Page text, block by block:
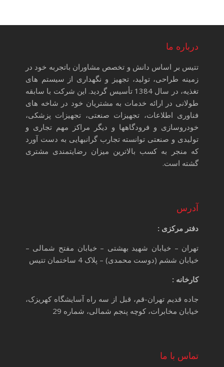
درباره ما
تتیس بر اساس دانش و تخصص مشاوران باتجربه خود در
زمینه طراحی، تولید، تجهیز و نگهداری از سیستم های
تغذیه، در سال 1384 تأسیس گردید. این شرکت با سابقه
طولانی در ارائه خدمات به مشتریان خود در شاخه های
فناوری اطلاعات، تجهیزات صنعتی، تجهیزات پزشکی،
خودروسازی و فرودگاهها و دیگر مراکز مهم تجاری و
تولیدی و صنعتی توانسته تجارب گرانبهایی به دست آورد
که منجر به کسب بالاترین میزان رضایتمندی مشتری
گشته است.
آدرس
دفتر مرکزی :
تهران – خیابان شهید بهشتی – خیابان مفتح شمالی –
خیابان ششم (دوست محمدی) – پلاک 4 ساختمان تتیس
کارخانه :
جاده قدیم تهران-قم، قبل از سه راه آسایشگاه کهریزک،
خیابان مخابرات، کوچه پنجم شمالی، شماره 29
تماس با ما